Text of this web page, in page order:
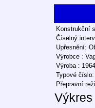
Konstrukční
Číselný
Upřesnění:
Výrobce :
Výroba :
Typové číslo:
Přepravní
Výkres